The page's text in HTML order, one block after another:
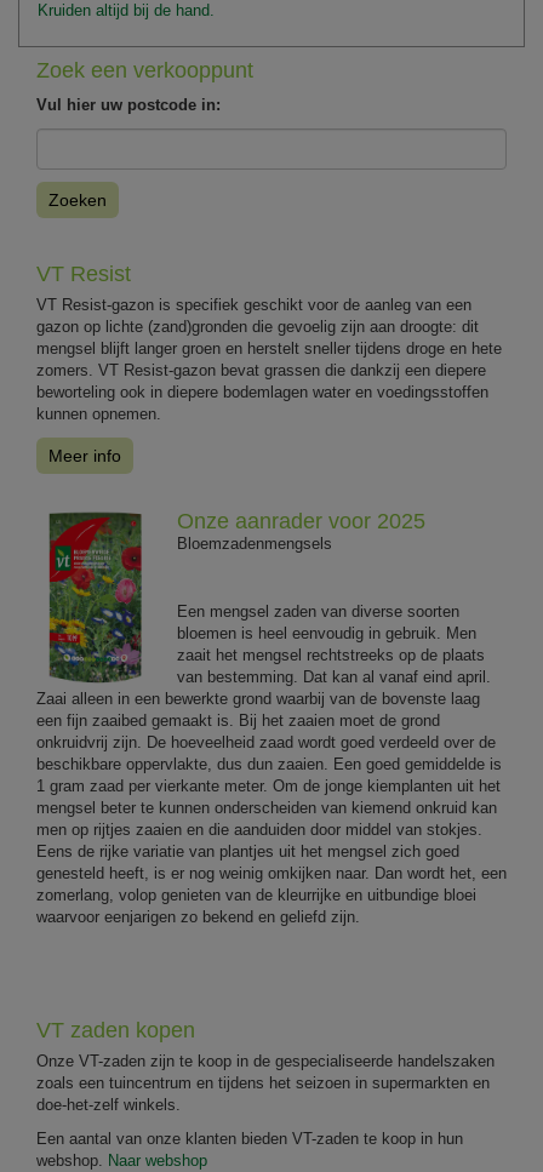
Kruiden altijd bij de hand.
Zoek een verkooppunt
Vul hier uw postcode in:
Zoeken
VT Resist
VT Resist-gazon is specifiek geschikt voor de aanleg van een
gazon op lichte (zand)gronden die gevoelig zijn aan droogte: dit
mengsel blijft langer groen en herstelt sneller tijdens droge en hete
zomers. VT Resist-gazon bevat grassen die dankzij een diepere
beworteling ook in diepere bodemlagen water en voedingsstoffen
kunnen opnemen.
Meer info
Onze aanrader voor 2025
Bloemzadenmengsels
Een mengsel zaden van diverse soorten
bloemen is heel eenvoudig in gebruik. Men
zaait het mengsel rechtstreeks op de plaats
van bestemming. Dat kan al vanaf eind april.
Zaai alleen in een bewerkte grond waarbij van de bovenste laag
een fijn zaaibed gemaakt is. Bij het zaaien moet de grond
onkruidvrij zijn. De hoeveelheid zaad wordt goed verdeeld over de
beschikbare oppervlakte, dus dun zaaien. Een goed gemiddelde is
1 gram zaad per vierkante meter. Om de jonge kiemplanten uit het
mengsel beter te kunnen onderscheiden van kiemend onkruid kan
men op rijtjes zaaien en die aanduiden door middel van stokjes.
Eens de rijke variatie van plantjes uit het mengsel zich goed
genesteld heeft, is er nog weinig omkijken naar. Dan wordt het, een
zomerlang, volop genieten van de kleurrijke en uitbundige bloei
waarvoor eenjarigen zo bekend en geliefd zijn.
VT zaden kopen
Onze VT-zaden zijn te koop in de gespecialiseerde handelszaken
zoals een tuincentrum en tijdens het seizoen in supermarkten en
doe-het-zelf winkels.
Een aantal van onze klanten bieden VT-zaden te koop in hun
webshop. Naar webshop